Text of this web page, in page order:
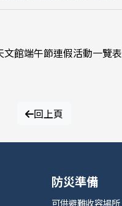
文館端午節連假活動一覽表
回上頁
防災準備
可供避難收容場所